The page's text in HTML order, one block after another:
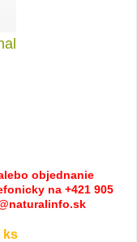
objednanie
na +421 905
ks